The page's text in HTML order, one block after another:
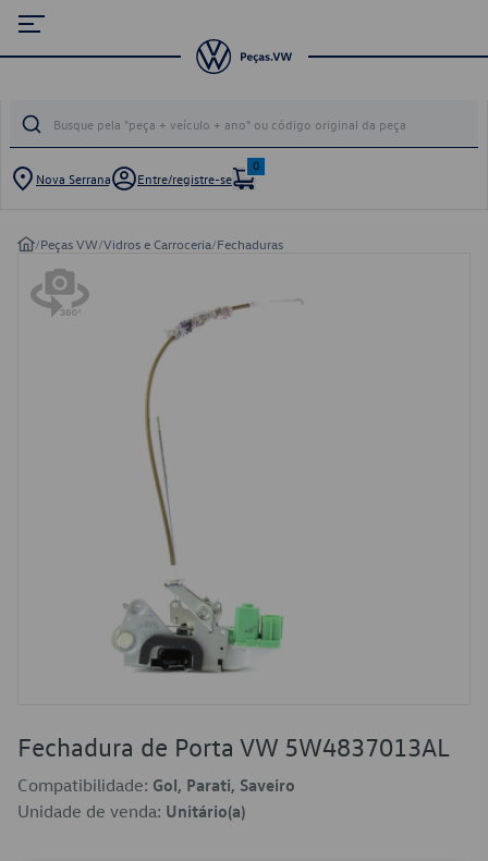
Nova Serrana Entre/registre-se
0
/Peças VW/Vidros e Carroceria/Fechaduras
Fechadura de Porta VW 5W4837013AL
Compatibilidade: Gol, Parati, Saveiro
Unidade de venda: Unitário(a)